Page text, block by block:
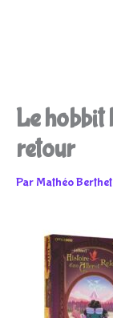
Le
retour
Par Mathéo Berthet